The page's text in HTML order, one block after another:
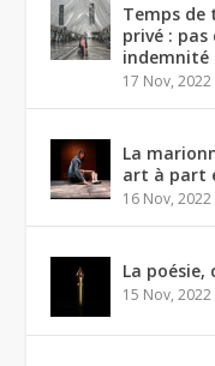
Temps de
privé :
indemnité
17 Nov, 2022
La
art à part
16 Nov, 2022
La
15 Nov, 2022